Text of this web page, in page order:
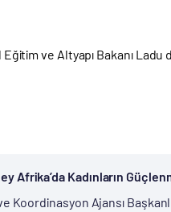
ve Altyapı Bakanı
Afrika’da Kadınların
Koordinasyon Ajansı